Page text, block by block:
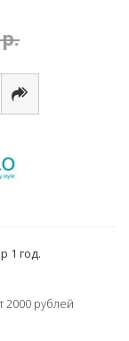
1 год.
2000 рублей